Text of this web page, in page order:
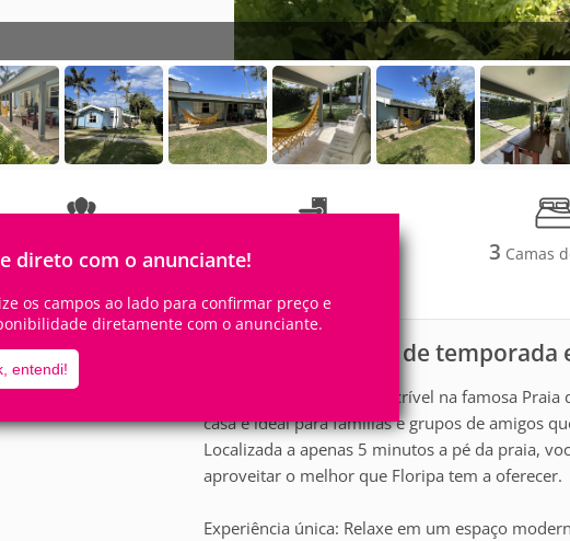
direto com o anunciante!
os campos ao lado para confirmar preço e
diretamente com o anunciante.
entendi!
8Pessoas 3 Camas
Casa para aluguel de
esfrute de uma estadia incrível na famosa
casa é ideal para famílias e grupos de amigos
Localizada a apenas 5 minutos a pé da praia,
aproveitar o melhor que Floripa tem a oferecer.
Experiência única: Relaxe em um espaço